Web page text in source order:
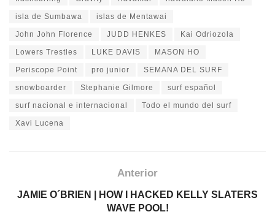
isla de Sumbawa islas de Mentawai
John John Florence JUDD HENKES Kai Odriozola
Lowers Trestles LUKE DAVIS MASON HO
Periscope Point pro junior SEMANA DEL SURF
snowboarder Stephanie Gilmore surf español
surf nacional e internacional Todo el mundo del surf
Xavi Lucena
Anterior
JAMIE O´BRIEN | HOW I HACKED KELLY SLATERS
WAVE POOL!